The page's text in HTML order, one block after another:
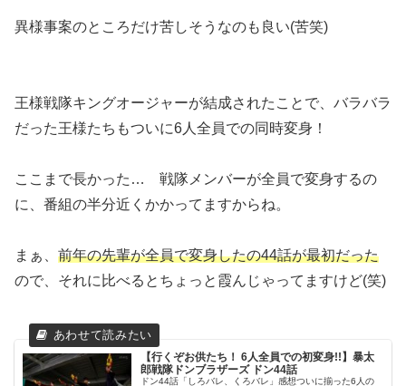
異様事案のところだけ苦しそうなのも良い(苦笑)
王様戦隊キングオージャーが結成されたことで、バラバラ
だった王様たちもついに6人全員での同時変身！
ここまで長かった… 戦隊メンバーが全員で変身するの
に、番組の半分近くかかってますからね。
まぁ、 前年の先輩が全員で変身したの44話が最初だった
ので、それに比べるとちょっと霞んじゃってますけど(笑)
【行くぞお供たち！ 6人全員での初変身!!】暴太
郎戦隊ドンブラザーズ ドン44話
ドン44話「しろバレ、くろバレ」感想ついに揃った6人の